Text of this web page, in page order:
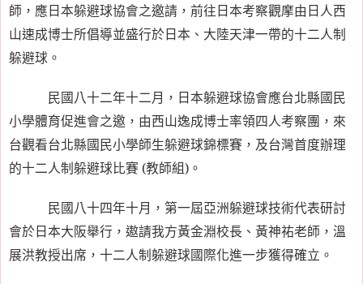
師，應日本躲避球協會之邀請，前往日本考察觀摩由日人西
山速成博士所倡導並盛行於日本、大陸天津一帶的十二人制
躲避球。
民國八十二年十二月，日本躲避球協會應台北縣國民
小學體育促進會之邀，由西山逸成博士率領四人考察團，來
台觀看台北縣國民小學師生躲避球錦標賽，及台灣首度辦理
的十二人制躲避球比賽 (教師組) 。
民國八十四年十月，第一屆亞洲躲避球技術代表研討
會於日本大阪舉行，遨請我方黃金淵校長、黃神祐老師，溫
展洪教授出席，十二人制躲避球國際化進一步獲得確立。